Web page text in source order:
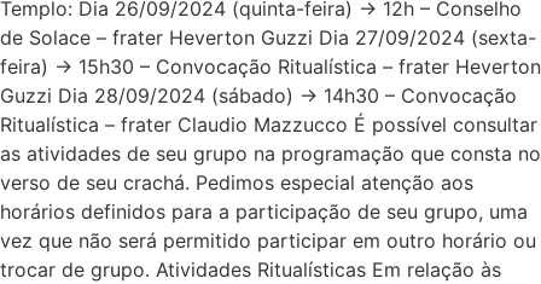
Templo: Dia 26/09/2024 (quinta-feira) → 12h – Conselho
de Solace – frater Heverton Guzzi Dia 27/09/2024 (sexta-
feira) → 15h30 – Convocação Ritualística – frater Heverton
Guzzi Dia 28/09/2024 (sábado) → 14h30 – Convocação
Ritualística – frater Claudio Mazzucco É possível consultar
as atividades de seu grupo na programação que consta no
verso de seu crachá. Pedimos especial atenção aos
horários definidos para a participação de seu grupo, uma
vez que não será permitido participar em outro horário ou
trocar de grupo. Atividades Ritualísticas Em relação às